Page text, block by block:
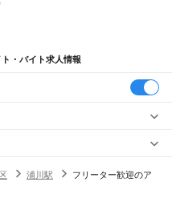
・バイト求人情報
浦川駅
フリーター歓迎のア